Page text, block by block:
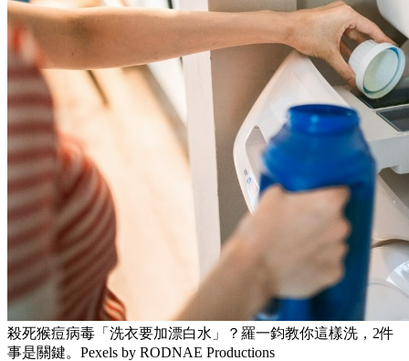
殺死猴痘病毒「洗衣要加漂白水」？羅一鈞教你這樣洗，2件
事是關鍵。Pexels by RODNAE Productions